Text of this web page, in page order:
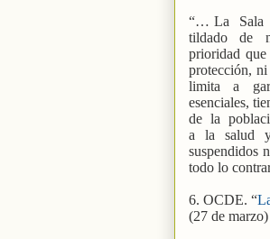
“… La
Sala
tildado
de
prioridad que
protección, ni
limita
a
esenciales,
de la
a
la salud
suspendidos
todo lo
6. OCDE. “
(27 de marzo)